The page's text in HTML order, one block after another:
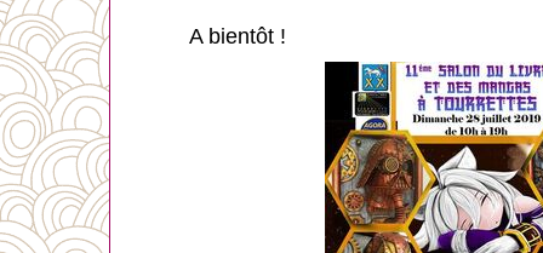
A bientôt !